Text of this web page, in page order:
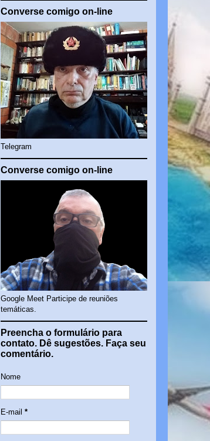
Converse comigo on-line
Telegram
Converse comigo on-line
Google Meet Participe de reuniões
temáticas.
Preencha o formulário para
contato. Dê sugestões. Faça seu
comentário.
Nome
E-mail *